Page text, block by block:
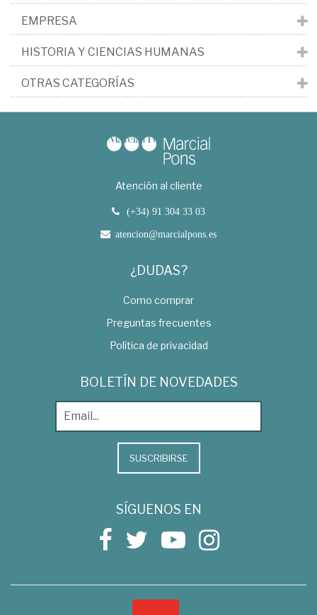
EMPRESA
HISTORIA Y CIENCIAS HUMANAS
OTRAS CATEGORÍAS
Atención al cliente
(+34) 91 304 33 03
atencion@marcialpons.es
¿DUDAS?
Como comprar
Preguntas frecuentes
Política de privacidad
BOLETÍN DE NOVEDADES
SUSCRIBIRSE
SÍGUENOS EN